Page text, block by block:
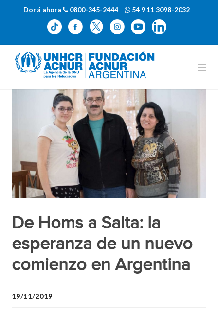
Doná ahora 0800-345-2444 54 9 11 3098-2032
De Homs a Salta: la
esperanza de un nuevo
comienzo en Argentina
19/11/2019